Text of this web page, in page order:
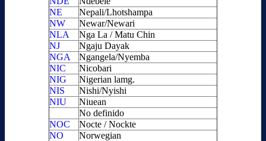
NE
Nepali/Lhotshampa
NW
Newar/Newari
NLA
Nga La / Matu Chin
NJ
Ngaju Dayak
NGA
Ngangela/Nyemba
NIC
Nicobari
NIG
Nigerian lamg.
NIS
Nishi/Nyishi
NIU
Niuean
No definido
NOC
Nocte / Nockte
NO
Norwegian